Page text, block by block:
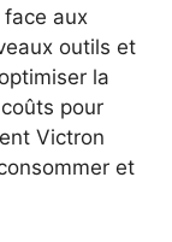
aux
outils et
la
pour
Victron
et